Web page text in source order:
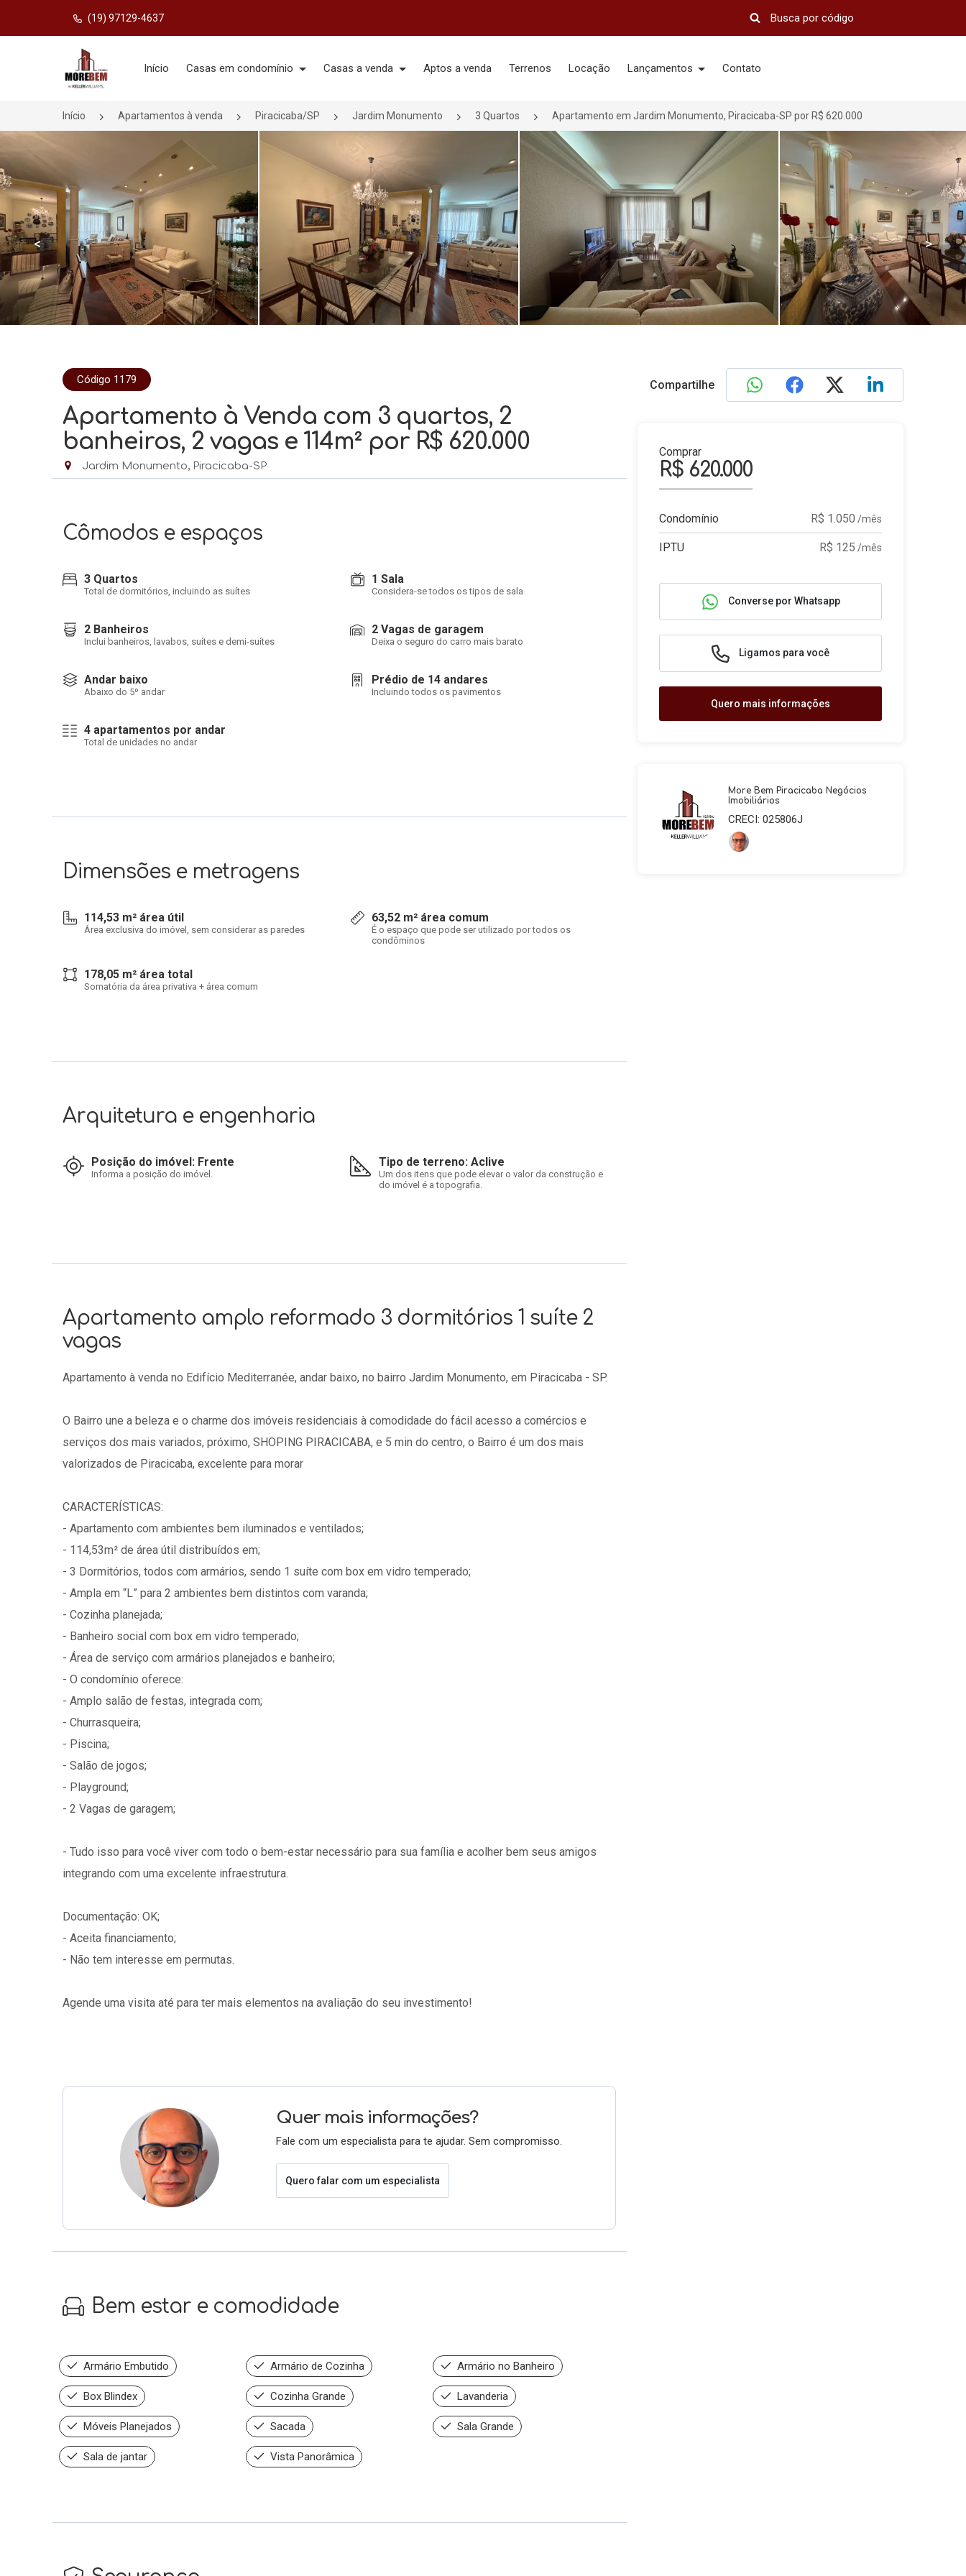
(19) 97129-4637
Página inicial
Início Casas em condomínio Casas a venda Aptos a venda Terrenos Locação Lançamentos Contato
Início Apartamentos à venda Piracicaba/SP Jardim Monumento 3 Quartos Apartamento em Jardim Monumento, Piracicaba-SP por R$ 620.000
< >
Código 1179
Apartamento à Venda com 3 quartos, 2
banheiros, 2 vagas e 114m² por R$ 620.000
Jardim Monumento, Piracicaba-SP
Cômodos e espaços
3 Quartos
Total de dormitórios, incluindo as suítes
1 Sala
Considera-se todos os tipos de sala
2 Banheiros
Inclui banheiros, lavabos, suítes e demi-suítes
2 Vagas de garagem
Deixa o seguro do carro mais barato
Andar baixo
Abaixo do 5º andar
Prédio de 14 andares
Incluindo todos os pavimentos
4 apartamentos por andar
Total de unidades no andar
Dimensões e metragens
114,53 m² área útil
Área exclusiva do imóvel, sem considerar as paredes
63,52 m² área comum
É o espaço que pode ser utilizado por todos os
condôminos
178,05 m² área total
Somatória da área privativa + área comum
Arquitetura e engenharia
Posição do imóvel: Frente
Informa a posição do imóvel.
Tipo de terreno: Aclive
Um dos itens que pode elevar o valor da construção e
do imóvel é a topografia.
Apartamento amplo reformado 3 dormitórios 1 suíte 2
vagas
Apartamento à venda no Edifício Mediterranée, andar baixo, no bairro Jardim Monumento, em Piracicaba - SP.
O Bairro une a beleza e o charme dos imóveis residenciais à comodidade do fácil acesso a comércios e
serviços dos mais variados, próximo, SHOPING PIRACICABA, e 5 min do centro, o Bairro é um dos mais
valorizados de Piracicaba, excelente para morar
CARACTERÍSTICAS:
- Apartamento com ambientes bem iluminados e ventilados;
- 114,53m² de área útil distribuídos em;
- 3 Dormitórios, todos com armários, sendo 1 suíte com box em vidro temperado;
- Ampla em “L” para 2 ambientes bem distintos com varanda;
- Cozinha planejada;
- Banheiro social com box em vidro temperado;
- Área de serviço com armários planejados e banheiro;
- O condomínio oferece:
- Amplo salão de festas, integrada com;
- Churrasqueira;
- Piscina;
- Salão de jogos;
- Playground;
- 2 Vagas de garagem;
- Tudo isso para você viver com todo o bem-estar necessário para sua família e acolher bem seus amigos
integrando com uma excelente infraestrutura.
Documentação: OK;
- Aceita financiamento;
- Não tem interesse em permutas.
Agende uma visita até para ter mais elementos na avaliação do seu investimento!
Quer mais informações?
Fale com um especialista para te ajudar. Sem compromisso.
Quero falar com um especialista
Bem estar e comodidade
Armário Embutido Armário de Cozinha Armário no Banheiro
Box Blindex Cozinha Grande Lavanderia
Móveis Planejados Sacada Sala Grande
Sala de jantar Vista Panorâmica
Compartilhe
Comprar
R$ 620.000
Condomínio R$ 1.050 /mês
IPTU R$ 125 /mês
Converse por Whatsapp
Ligamos para você
Quero mais informações
More Bem Piracicaba Negócios
Imobiliários
CRECI: 025806J